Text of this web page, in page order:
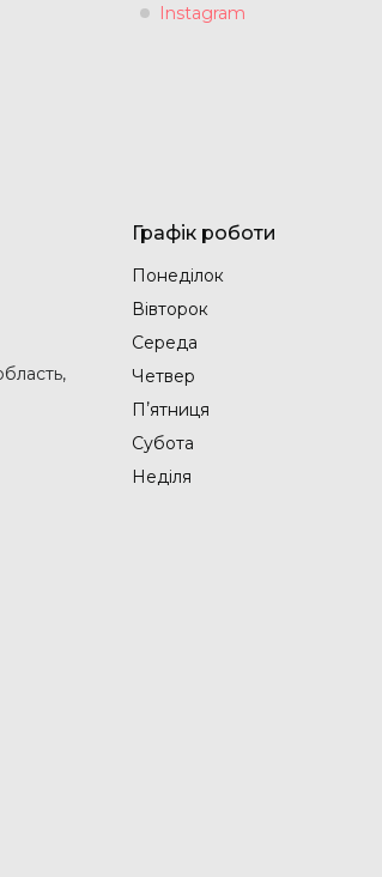
Instagram
Графік роботи
Понеділок
Вівторок
Середа
Четвер
Пʼятниця
Субота
Неділя